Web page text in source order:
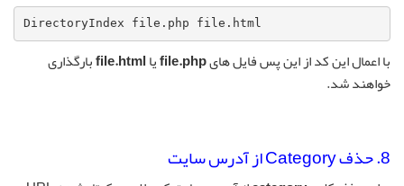
DirectoryIndex file.php file.html
با اعمال این کد از این پس فایل هایfile.phpیاfile.htmlبارگذاری
خواهند شد.
8. حذف Category از آدرس سایت